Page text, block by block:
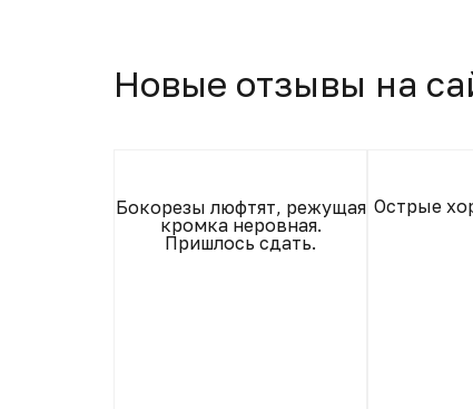
Новые отзывы на
Бокорезы люфтят, режущая
кромка неровная.
Пришлось сдать.
Острые